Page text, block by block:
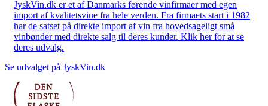
JyskVin.dk er et af Danmarks førende vinfirmaer med egen
import af kvalitetsvine fra hele verden. Fra firmaets start i 1982
har de satset på direkte import af vin fra hovedsageligt små
vinbønder med direkte salg til deres kunder. Klik her for at se
deres udvalg.
Se udvalget på JyskVin.dk